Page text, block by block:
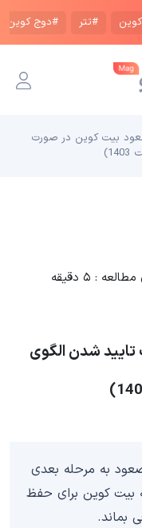
#تتر #دوج کوین
بیت کوین در صورت
: ۵ دقیقه
شدن الگوی
به مرحله بعدی
بیت کوین برای حفظ